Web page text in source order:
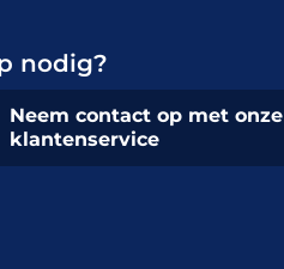
nodig?
Neem contact op met onze
klantenservice